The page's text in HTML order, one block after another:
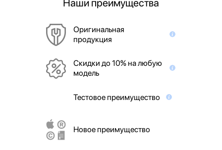
Наши преимущества
Оригинальная
продукция
Скидки до 10% на любую
модель
Тестовое преимущество
Новое преимущество